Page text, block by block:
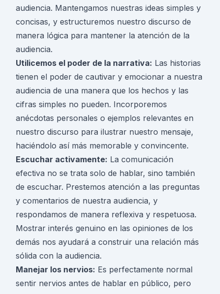
audiencia. Mantengamos nuestras ideas simples y
concisas, y estructuremos nuestro discurso de
manera lógica para mantener la atención de la
audiencia.
Utilicemos el poder de la narrativa: Las historias
tienen el poder de cautivar y emocionar a nuestra
audiencia de una manera que los hechos y las
cifras simples no pueden. Incorporemos
anécdotas personales o ejemplos relevantes en
nuestro discurso para ilustrar nuestro mensaje,
haciéndolo así más memorable y convincente.
Escuchar activamente: La comunicación
efectiva no se trata solo de hablar, sino también
de escuchar. Prestemos atención a las preguntas
y comentarios de nuestra audiencia, y
respondamos de manera reflexiva y respetuosa.
Mostrar interés genuino en las opiniones de los
demás nos ayudará a construir una relación más
sólida con la audiencia.
Manejar los nervios: Es perfectamente normal
sentir nervios antes de hablar en público, pero